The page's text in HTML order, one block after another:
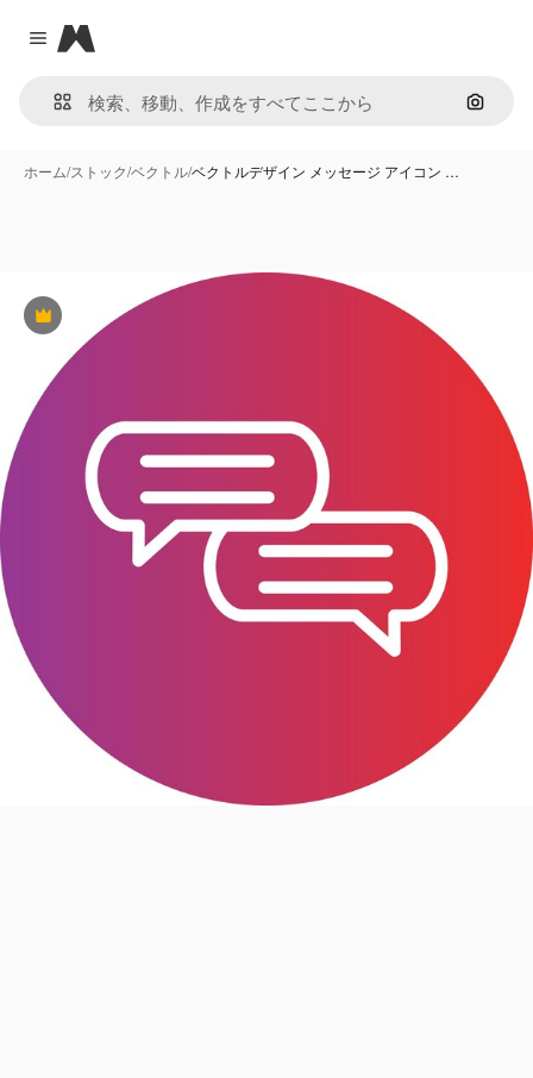
Close menu
Magnific
画像で
ホーム/ストック/ベクトル/ベクトルデザイン メッセージ アイコン …
Premium